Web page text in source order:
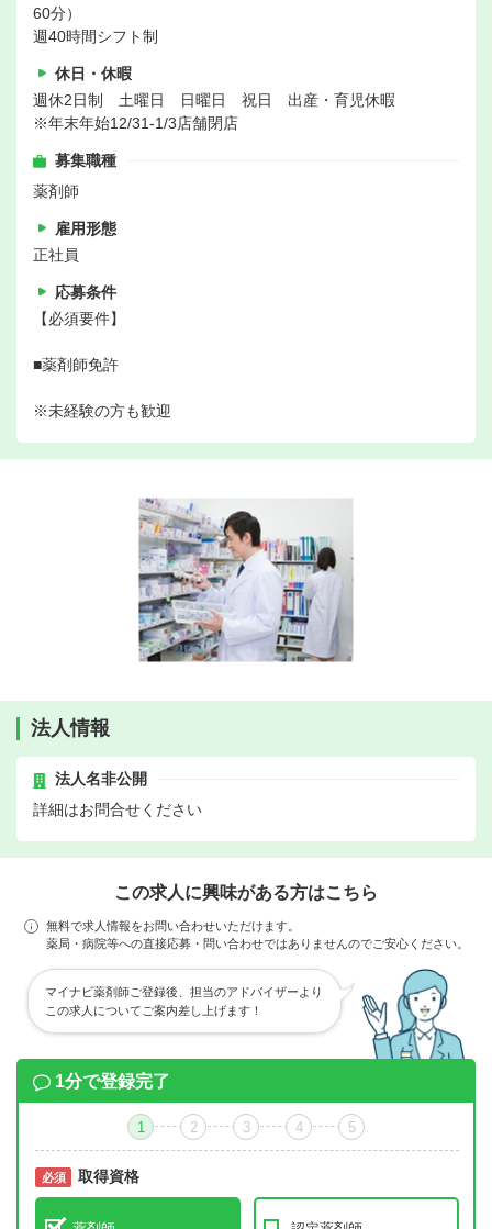
60分）
週40時間シフト制
休日・休暇
週休2日制 土曜日 日曜日 祝日 出産・育児休暇
※年末年始12/31-1/3店舗閉店
募集職種
薬剤師
雇用形態
正社員
応募条件
【必須要件】
■薬剤師免許
※未経験の方も歓迎
法人情報
法人名非公開
詳細はお問合せください
この求人に興味がある方はこちら
無料で求人情報をお問い合わせいただけます。
薬局・病院等への直接応募・問い合わせではありませんのでご安心ください。
マイナビ薬剤師ご登録後、担当のアドバイザーより
この求人についてご案内差し上げます！
1分で登録完了
1 2 3 4 5
必須 取得資格